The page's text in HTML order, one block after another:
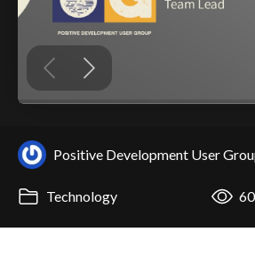
Positive Development User
Technology